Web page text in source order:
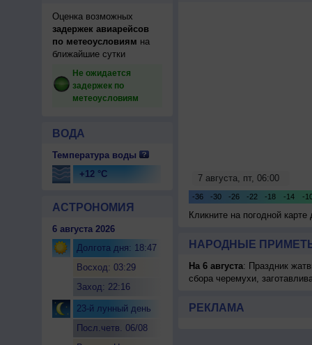
Оценка возможных
задержек авиарейсов
по метеоусловиям на
ближайшие сутки
Не ожидается
задержек по
метеоусловиям
ВОДА
Температура воды
+12 °C
АСТРОНОМИЯ
6 августа 2026
Долгота дня: 18:47
Восход: 03:29
Заход: 22:16
23-й лунный день
Посл.четв. 06/08
Кликните на погодной
НАРОДНЫЕ
На 6 августа: Праздник
сбора черемухи,
РЕКЛАМА